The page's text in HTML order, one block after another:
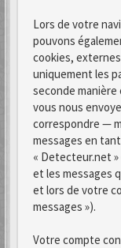
Lors de votre
pouvons
cookies,
uniquement les
seconde
vous nous
correspondre —
messages en
« Detecteur.net
et les messages
et lors de votre
messages »).
Votre compte